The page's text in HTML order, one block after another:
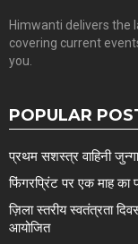
Himwanti delivers the
covering current
you.
POPULAR
प्रथम सशस्त्र वाहिनी जुन्गा
फिंगरप्रिंट पर एक माह
ज़िला स्तरीय स्वतंत्रता
आयोजित